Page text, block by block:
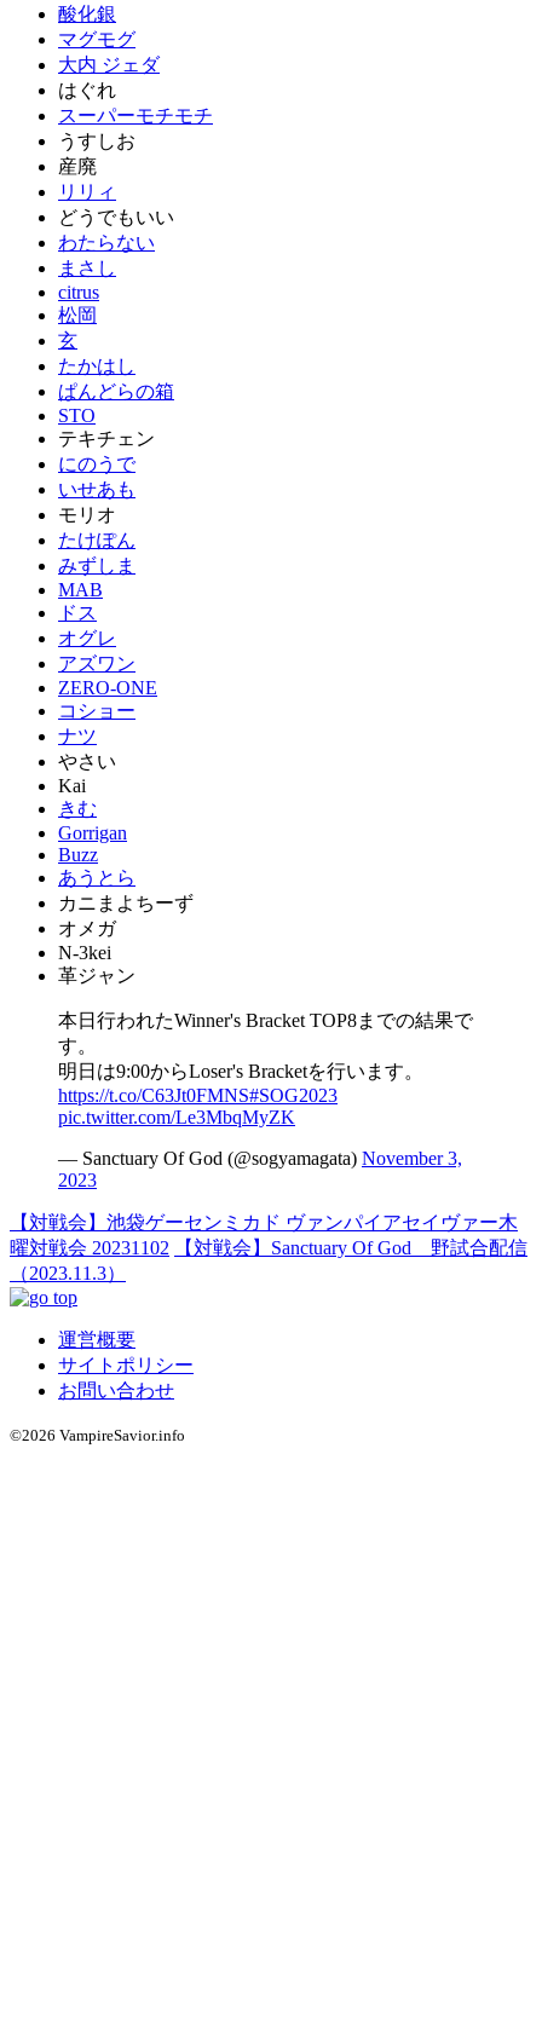
酸化銀
マグモグ
大内 ジェダ
はぐれ
スーパーモチモチ
うすしお
産廃
リリィ
どうでもいい
わたらない
まさし
citrus
松岡
玄
たかはし
ぱんどらの箱
STO
テキチェン
にのうで
いせあも
モリオ
たけぽん
みずしま
MAB
ドス
オグレ
アズワン
ZERO-ONE
コショー
ナツ
やさい
Kai
きむ
Gorrigan
Buzz
あうとら
カニまよちーず
オメガ
N-3kei
革ジャン
本日行われたWinner's Bracket TOP8までの結果で
す。
明日は9:00からLoser's Bracketを行います。
https://t.co/C63Jt0FMNS#SOG2023
pic.twitter.com/Le3MbqMyZK
— Sanctuary Of God (@sogyamagata) November 3,
2023
【対戦会】池袋ゲーセンミカド ヴァンパイアセイヴァー木
曜対戦会 20231102
【対戦会】Sanctuary Of God 野試合配信
（2023.11.3）
運営概要
サイトポリシー
お問い合わせ
©2026 VampireSavior.info